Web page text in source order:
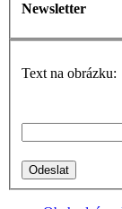
Newsletter
Text na obrázku: